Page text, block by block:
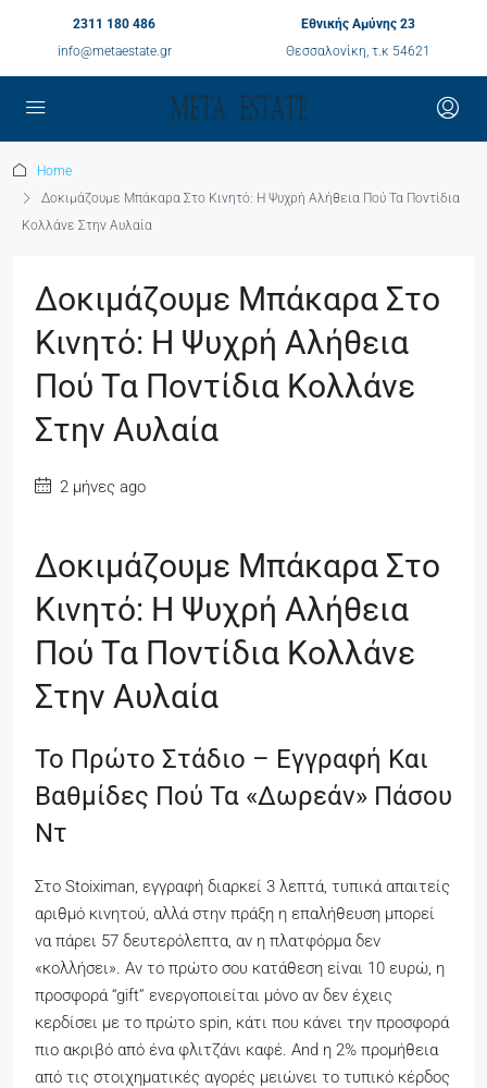
2311 180 486
info@metaestate.gr
Εθνικής Αμύνης 23
Θεσσαλονίκη, τ.κ 54621
Home
Δοκιμάζουμε Μπάκαρα Στο Κινητό: Η Ψυχρή Αλήθεια Πού Τα Ποντίδια
Κολλάνε Στην Αυλαία
Δοκιμάζουμε Μπάκαρα Στο
Κινητό: Η Ψυχρή Αλήθεια
Πού Τα Ποντίδια Κολλάνε
Στην Αυλαία
2 μήνες ago
Δοκιμάζουμε Μπάκαρα Στο
Κινητό: Η Ψυχρή Αλήθεια
Πού Τα Ποντίδια Κολλάνε
Στην Αυλαία
Το Πρώτο Στάδιο – Εγγραφή Και
Βαθμίδες Πού Τα «Δωρεάν» Πάσου
Ντ
Στο Stoiximan, εγγραφή διαρκεί 3 λεπτά, τυπικά απαιτείς
αριθμό κινητού, αλλά στην πράξη η επαλήθευση μπορεί
να πάρει 57 δευτερόλεπτα, αν η πλατφόρμα δεν
«κολλήσει». Αν το πρώτο σου κατάθεση είναι 10 ευρώ, η
προσφορά “gift” ενεργοποιείται μόνο αν δεν έχεις
κερδίσει με το πρώτο spin, κάτι που κάνει την προσφορά
πιο ακριβό από ένα φλιτζάνι καφέ. And η 2% προμήθεια
από τις στοιχηματικές αγορές μειώνει το τυπικό κέρδος